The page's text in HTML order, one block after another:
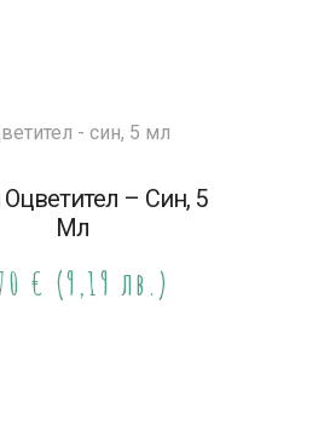
Оцветител – Син, 5
Мл
€ (9,19 лв.)